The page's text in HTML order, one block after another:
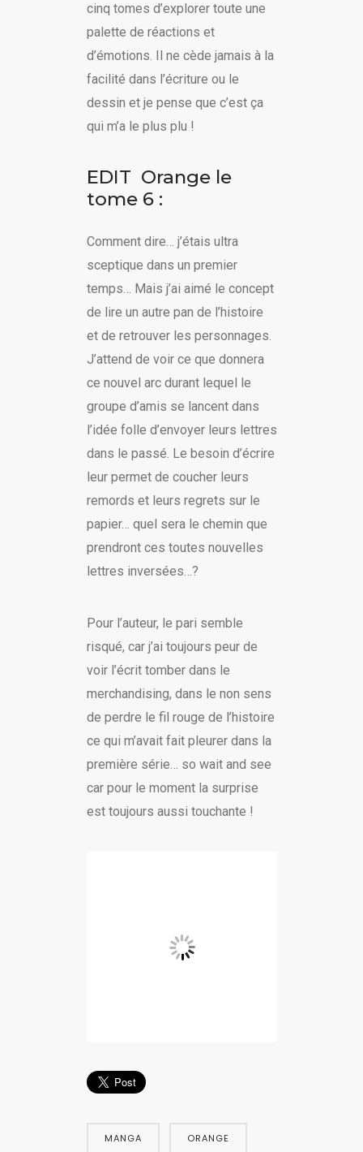
cinq tomes d’explorer toute une
palette de réactions et
d’émotions. Il ne cède jamais à la
facilité dans l’écriture ou le
dessin et je pense que c’est ça
qui m’a le plus plu !
EDIT Orange le
tome 6 :
Comment dire… j’étais ultra
sceptique dans un premier
temps… Mais j’ai aimé le concept
de lire un autre pan de l’histoire
et de retrouver les personnages.
J’attend de voir ce que donnera
ce nouvel arc durant lequel le
groupe d’amis se lancent dans
l’idée folle d’envoyer leurs lettres
dans le passé. Le besoin d’écrire
leur permet de coucher leurs
remords et leurs regrets sur le
papier… quel sera le chemin que
prendront ces toutes nouvelles
lettres inversées…?
Pour l’auteur, le pari semble
risqué, car j’ai toujours peur de
voir l’écrit tomber dans le
merchandising, dans le non sens
de perdre le fil rouge de l’histoire
ce qui m’avait fait pleurer dans la
première série… so wait and see
car pour le moment la surprise
est toujours aussi touchante !
MANGA ORANGE